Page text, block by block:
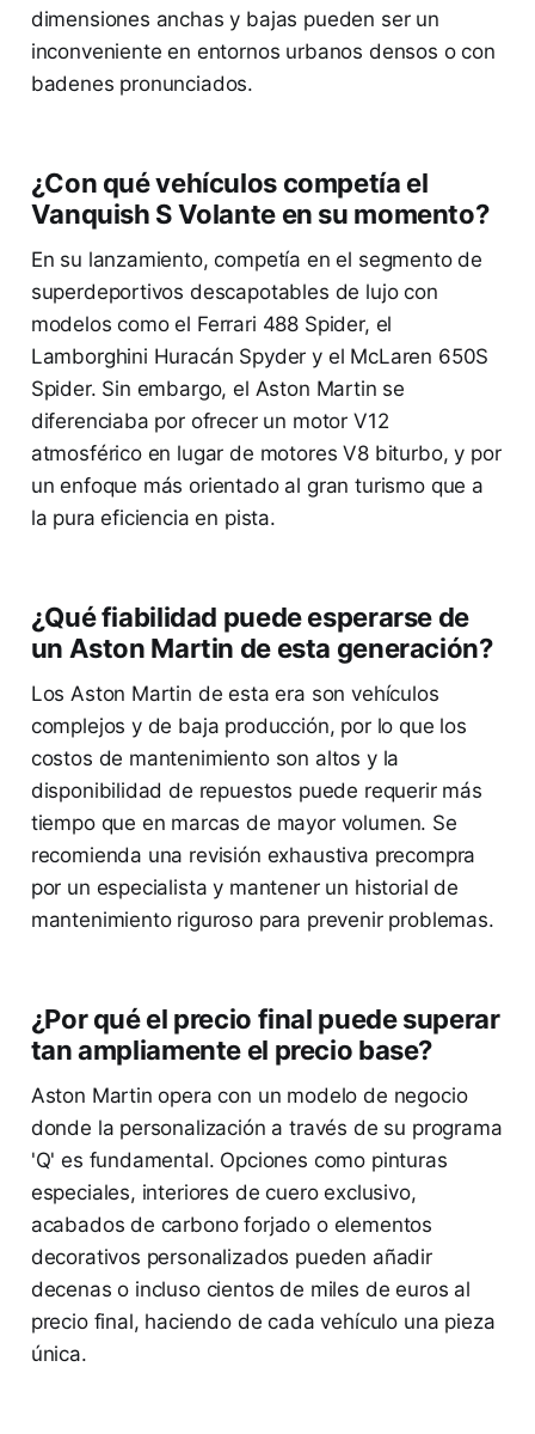
dimensiones anchas y bajas pueden ser un
inconveniente en entornos urbanos densos o con
badenes pronunciados.
¿Con qué vehículos competía el
Vanquish S Volante en su momento?
En su lanzamiento, competía en el segmento de
superdeportivos descapotables de lujo con
modelos como el Ferrari 488 Spider, el
Lamborghini Huracán Spyder y el McLaren 650S
Spider. Sin embargo, el Aston Martin se
diferenciaba por ofrecer un motor V12
atmosférico en lugar de motores V8 biturbo, y por
un enfoque más orientado al gran turismo que a
la pura eficiencia en pista.
¿Qué fiabilidad puede esperarse de
un Aston Martin de esta generación?
Los Aston Martin de esta era son vehículos
complejos y de baja producción, por lo que los
costos de mantenimiento son altos y la
disponibilidad de repuestos puede requerir más
tiempo que en marcas de mayor volumen. Se
recomienda una revisión exhaustiva precompra
por un especialista y mantener un historial de
mantenimiento riguroso para prevenir problemas.
¿Por qué el precio final puede superar
tan ampliamente el precio base?
Aston Martin opera con un modelo de negocio
donde la personalización a través de su programa
'Q' es fundamental. Opciones como pinturas
especiales, interiores de cuero exclusivo,
acabados de carbono forjado o elementos
decorativos personalizados pueden añadir
decenas o incluso cientos de miles de euros al
precio final, haciendo de cada vehículo una pieza
única.